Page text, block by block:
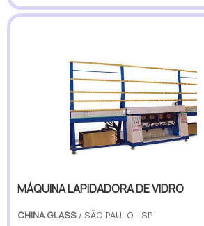
MÁQUINA LAPIDADORA DE VIDRO
CHINA GLASS / SÃO PAULO - SP